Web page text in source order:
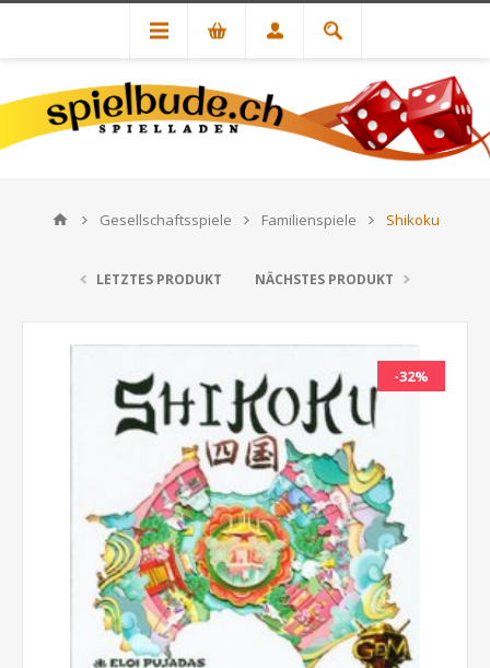
Gesellschaftsspiele Familienspiele Shikoku
LETZTES PRODUKT NÄCHSTES PRODUKT
-32%